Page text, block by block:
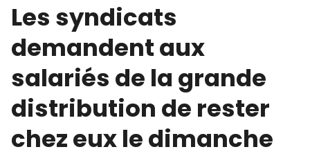
Les syndicats
demandent aux
salariés de la grande
distribution de rester
chez eux le dimanche